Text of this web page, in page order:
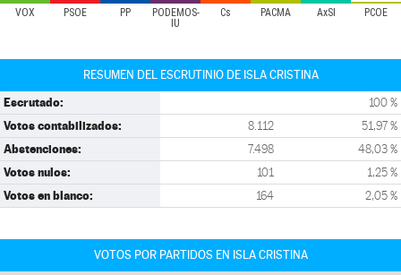
VOX PSOE PP
PODEMOS-
IU
Cs PACMA AxSÍ PCOE
RESUMEN DEL ESCRUTINIO DE ISLA CRISTINA
Escrutado: 100 %
Votos contabilizados: 8.112 51,97 %
Abstenciones: 7.498 48,03 %
Votos nulos: 101 1,25 %
Votos en blanco: 164 2,05 %
VOTOS POR PARTIDOS EN ISLA CRISTINA